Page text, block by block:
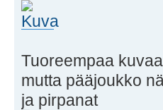
Tuoreempaa
mutta pääjoukko
ja pirpanat